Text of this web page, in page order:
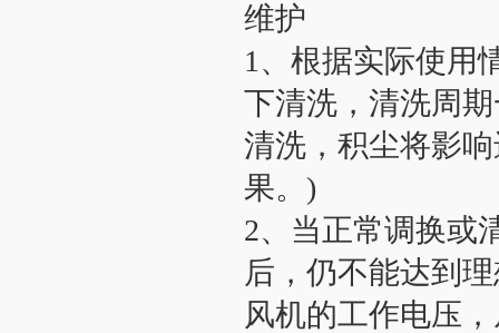
维护
1、根据实际使用
下清洗，清洗周
清洗，积尘将影
果。)
2、当正常调换或
后，仍不能达到
风机的工作电压